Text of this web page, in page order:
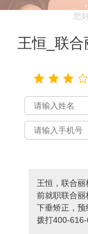
您
王恒_联
王恒，联合
前就职联合
下垂矫正，
拨打400-616-